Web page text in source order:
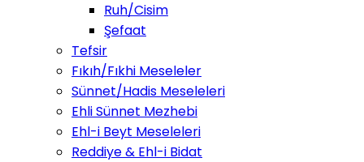
Ruh/Cisim
Şefaat
Tefsir
Fıkıh/Fıkhi Meseleler
Sünnet/Hadis Meseleleri
Ehli Sünnet Mezhebi
Ehl-i Beyt Meseleleri
Reddiye & Ehl-i Bidat